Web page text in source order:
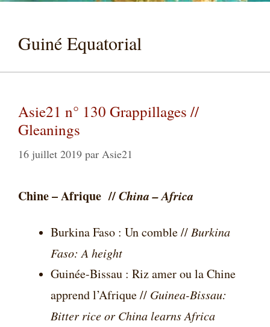
Guiné Equatorial
Asie21 n° 130 Grappillages //
Gleanings
16 juillet 2019 par Asie21
Chine – Afrique //China – Africa
Burkina Faso : Un comble // Burkina
Faso: A height
Guinée-Bissau : Riz amer ou la Chine
apprend l’Afrique // Guinea-Bissau:
Bitter rice or China learns Africa